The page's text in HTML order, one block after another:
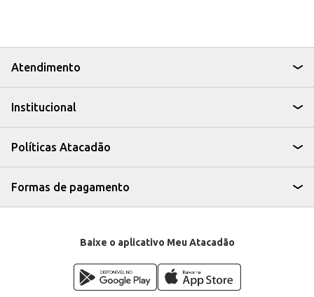
O Biscoito Amanteigado Futurinhos Kids Leite da Capricche oferece uma
alternativa para quem busca um biscoito saboroso e fácil de consumir, seja
para revenda em pequenos comércios ou para consumo próprio.
Atendimento
Institucional
Políticas Atacadão
Formas de pagamento
Baixe o aplicativo Meu Atacadão